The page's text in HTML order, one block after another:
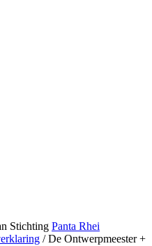
Stichting Panta Rhei
/ De Ontwerpmeester +